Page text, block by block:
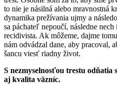
to nie je násilná alebo mravnostná
dynamika prežívania ujmy a
sa páchateľ nepoučí, následne
recidivista. Ak môžeme, dajme
nám odvádzal dane, aby pracoval,
šancu viesť riadny život.
S nezmyselnosťou trestu odňatia
aj kvalita väzníc.